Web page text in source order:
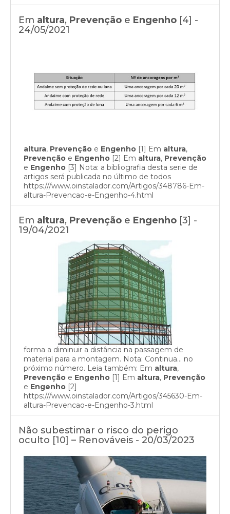
Em altura, Prevenção e Engenho [4] -
24/05/2021
altura, Prevenção e Engenho [1] Em altura,
Prevenção e Engenho [2] Em altura, Prevenção
e Engenho [3] Nota: a bibliografia desta serie de
artigos será publicada no último de todos
https:///www.oinstalador.com/Artigos/348786-Em-
altura-Prevencao-e-Engenho-4.html
Em altura, Prevenção e Engenho [3] -
19/04/2021
forma a diminuir a distância na passagem de
material para a montagem. Nota: Continua… no
próximo número. Leia também: Em altura,
Prevenção e Engenho [1] Em altura, Prevenção
e Engenho [2]
https:///www.oinstalador.com/Artigos/345630-Em-
altura-Prevencao-e-Engenho-3.html
Não subestimar o risco do perigo
oculto [10] – Renováveis - 20/03/2023